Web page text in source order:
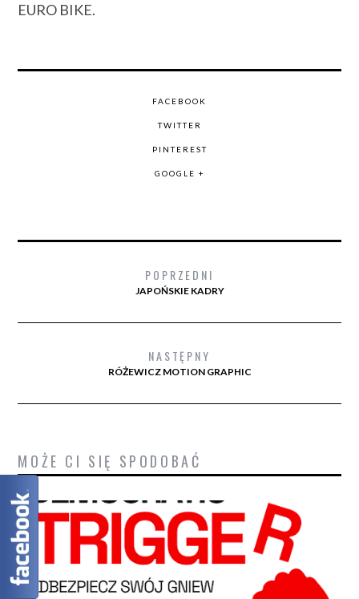
EURO BIKE.
FACEBOOK
TWITTER
PINTEREST
GOOGLE +
POPRZEDNI
JAPOŃSKIE KADRY
NASTĘPNY
RÓŻEWICZ MOTION GRAPHIC
MOŻE CI SIĘ SPODOBAĆ